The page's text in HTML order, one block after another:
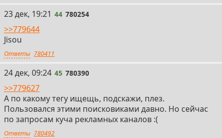
44
23 дек, 19:21 44 780254
>>779644
Jisou
Ответы 780411
45
24 дек, 09:24 45 780390
>>779627
А по какому тегу ищещь, подскажи, плез.
Пользовался этими поисковиками давно. Но сейчас
по запросам куча рекламных каналов :(
Ответы 780492